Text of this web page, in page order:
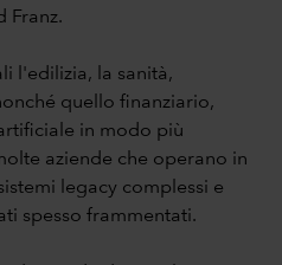
Franz.
l'edilizia, la sanità,
quello finanziario,
in modo più
aziende che operano in
legacy complessi e
spesso frammentati.